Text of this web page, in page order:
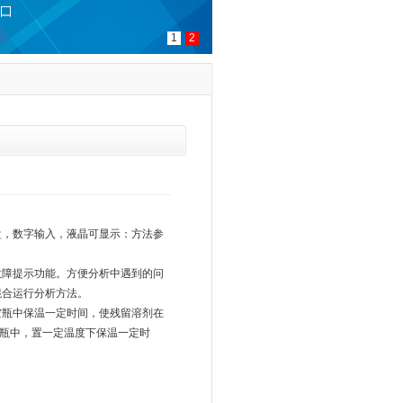
1 2
数字输入，液晶可显示：方法参
示功能。方便分析中遇到的问
运行分析方法。
中保温一定时间，使残留溶剂在
中，置一定温度下保温一定时